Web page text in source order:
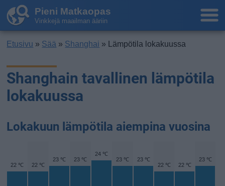
Pieni Matkaopas
Vinkkejä maailman ääriin
Etusivu » Sää » Shanghai » Lämpötila lokakuussa
Shanghain tavallinen lämpötila
lokakuussa
Lokakuun lämpötila aiempina vuosina
22 ℃ 22 ℃
23 ℃ 23 ℃
24 ℃
23 ℃ 23 ℃
22 ℃ 22 ℃
23 ℃